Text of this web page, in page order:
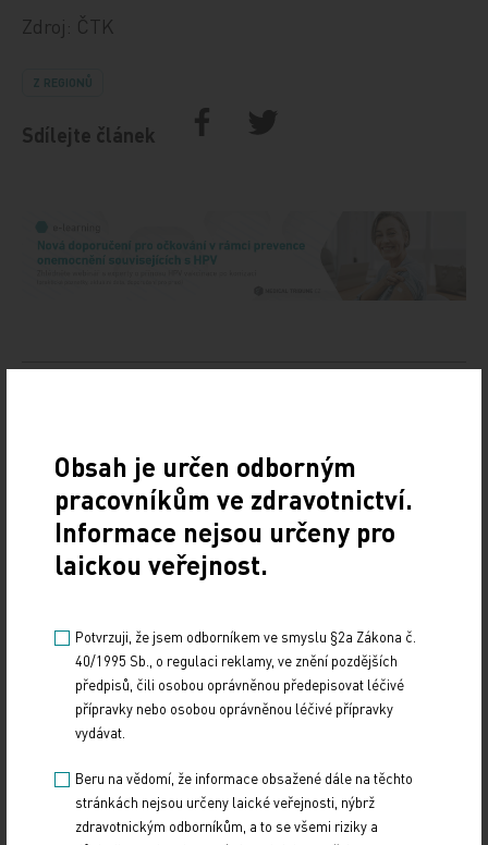
Zdroj: ČTK
Z REGIONŮ
Sdílejte článek
19. světový kongres Controversies in Neurology
(CONy)
10. 3. 2025
19. světový kongres Controversies in Neurology (CONy)
se bude konat v termínu 20.–22. března 2025 v Praze.
Vystavování ePoukazů
17. 12. 2024
Dnešní Poradna přináší přehled o tom, jak funguje
ePoukaz, kde ho lze uplatnit a jaké možnosti má lékař
při jeho předání pacientovi. Představí mimo…
NUDZ nabízí kurs pro rodiče dětí s úzkostí
Obsah je určen odborným
pracovníkům ve zdravotnictví.
Informace nejsou určeny pro
laickou veřejnost.
Potvrzuji, že jsem odborníkem ve smyslu §2a Zákona č.
40/1995 Sb., o regulaci reklamy, ve znění pozdějších
předpisů, čili osobou oprávněnou předepisovat léčivé
přípravky nebo osobou oprávněnou léčivé přípravky
vydávat.
Beru na vědomí, že informace obsažené dále na těchto
stránkách nejsou určeny laické veřejnosti, nýbrž
zdravotnickým odborníkům, a to se všemi riziky a